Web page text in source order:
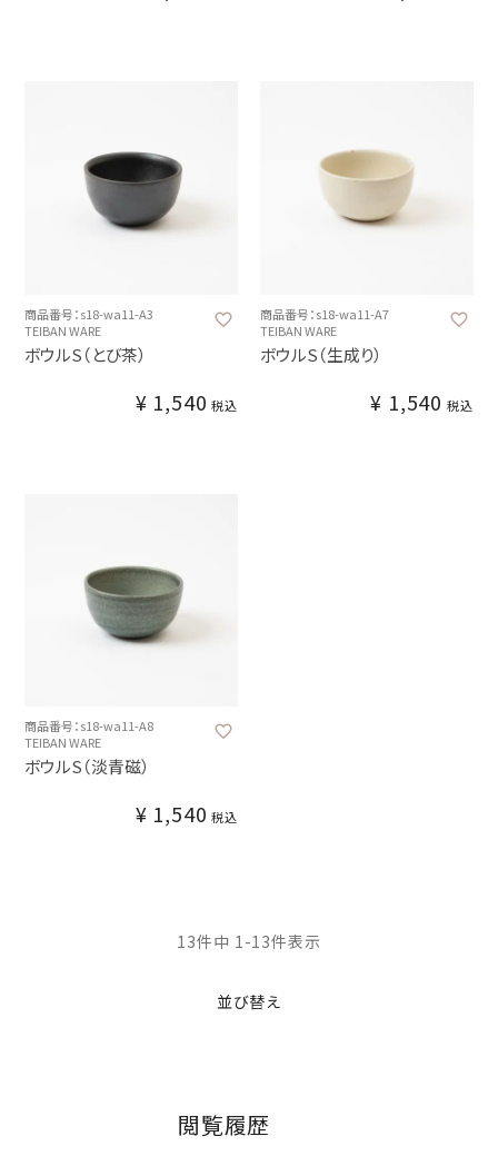
商品番号：s18-wa11-A3
TEIBAN WARE
ボウルS（とび茶）
¥ 1,540 税込
商品番号：s18-wa11-A7
TEIBAN WARE
ボウルS（生成り）
¥ 1,540 税込
商品番号：s18-wa11-A8
TEIBAN WARE
ボウルS（淡青磁）
¥ 1,540 税込
並び替え
13件中 1-13件表示
閲覧履歴